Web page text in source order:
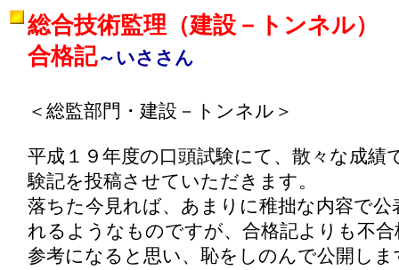
総合技術監理（建設－トンネル）
合格記～いささん
＜総監部門・建設－トンネル＞
平成１９年度の口頭試験にて、散々な成績
験記を投稿させていただきます。
落ちた今見れば、あまりに稚拙な内容で
れるようなものですが、合格記よりも不
参考になると思い、恥をしのんで公開しま